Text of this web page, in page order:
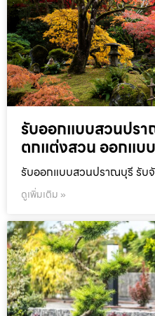
รับออกแบบสวนปร
ตกแต่งสวน ออกแบ
รับออกแบบสวนปราณบุรี รับ
ดูเพิ่มเติม »